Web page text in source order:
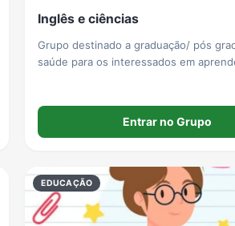
Inglês e ciências
Grupo destinado a graduação/ pós
saúde para os interessados em
Entrar no Grupo
EDUCAÇÃO